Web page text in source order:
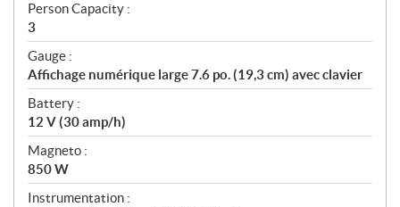
Person Capacity :
3
Gauge :
Affichage numérique large 7.6 po. (19,3 cm) avec clavier
Battery :
12 V (30 amp/h)
Magneto :
850 W
Instrumentation :